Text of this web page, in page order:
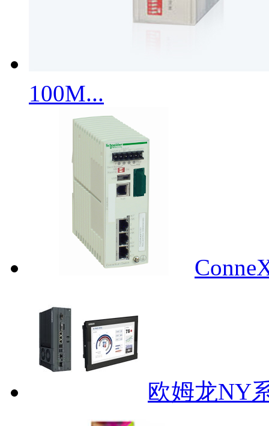
100M...
欧姆龙NY